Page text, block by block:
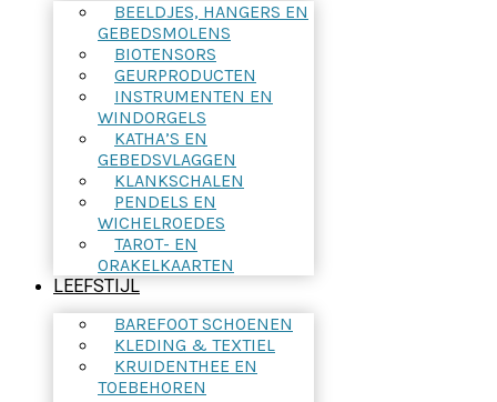
BEELDJES, HANGERS EN
GEBEDSMOLENS
BIOTENSORS
GEURPRODUCTEN
INSTRUMENTEN EN
WINDORGELS
KATHA’S EN
GEBEDSVLAGGEN
KLANKSCHALEN
PENDELS EN
WICHELROEDES
TAROT- EN
ORAKELKAARTEN
LEEFSTIJL
BAREFOOT SCHOENEN
KLEDING & TEXTIEL
KRUIDENTHEE EN
TOEBEHOREN